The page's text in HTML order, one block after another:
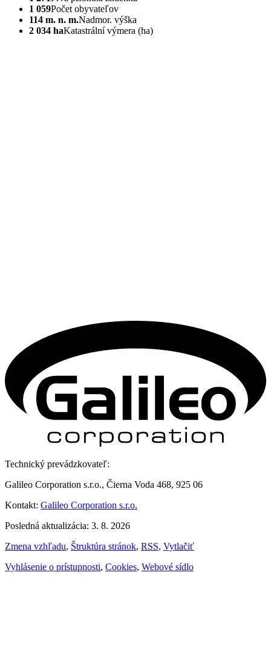
1 059Počet obyvateľov
114 m. n. m.Nadmor. výška
2 034 haKatastrální výmera (ha)
Technický prevádzkovateľ:
Galileo Corporation s.r.o., Čierna Voda 468, 925 06
Kontakt: Galileo Corporation s.r.o.
Posledná aktualizácia: 3. 8. 2026
Zmena vzhľadu, Štruktúra stránok, RSS, Vytlačiť
Vyhlásenie o prístupnosti, Cookies, Webové sídlo